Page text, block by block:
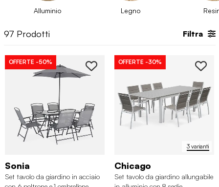
colazione approfittando del sole primaverile. Esplora la
varietà
legnose preferisci uno stile classico, a
tavoli da giardino in
catalogo e scopri i
tavoli da giardinoper tutte le occasioni!
Alluminio Legno
97 Prodotti Filtra
OFFERTE -50%
Sonia
Set tavolo da giardino in acciaio
3 varianti
OFFERTE -30%
Chicago
Set tavolo da giardino allungabile